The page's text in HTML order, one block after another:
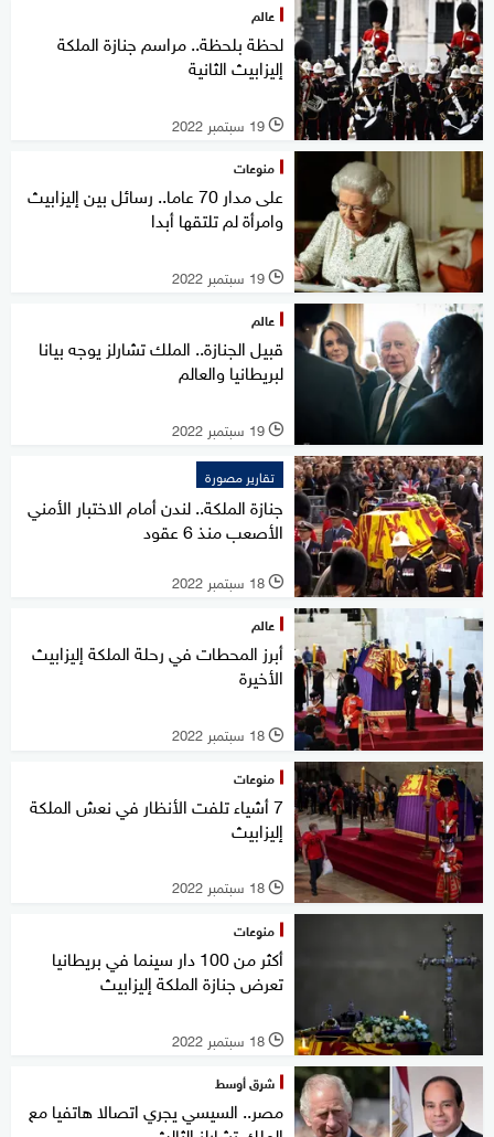
عالم
لحظة بلحظة.. مراسم جنازة الملكة
إليزابيث الثانية
l 19 سبتمبر 2022
منوعات
على مدار 70 عاما.. رسائل بين إليزابيث
وامرأة لم تلتقها أبدا
l 19 سبتمبر 2022
عالم
قبيل الجنازة.. الملك تشارلز يوجه بيانا
لبريطانيا والعالم
l 19 سبتمبر 2022
تقارير مصورة
جنازة الملكة.. لندن أمام الاختبار الأمني
الأصعب منذ 6 عقود
l 18 سبتمبر 2022
عالم
أبرز المحطات في رحلة الملكة إليزابيث
الأخيرة
l 18 سبتمبر 2022
منوعات
7 أشياء تلفت الأنظار في نعش الملكة
إليزابيث
l 18 سبتمبر 2022
منوعات
أكثر من 100 دار سينما في بريطانيا
تعرض جنازة الملكة إليزابيث
l 18 سبتمبر 2022
شرق أوسط
مصر.. السيسي يجري اتصالا هاتفيا مع